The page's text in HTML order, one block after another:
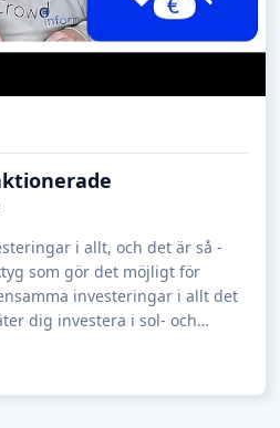
i allt, och det är så -
som gör det möjligt för
investeringar i allt det
dig investera i sol- och